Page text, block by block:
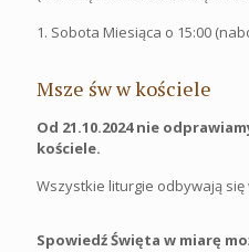
1. Sobota Miesiąca o 15:00
Msze św w kościele
Od 21.10.2024 nie
kościele.
Wszystkie liturgie odbywają się
Spowiedź Święta w miarę